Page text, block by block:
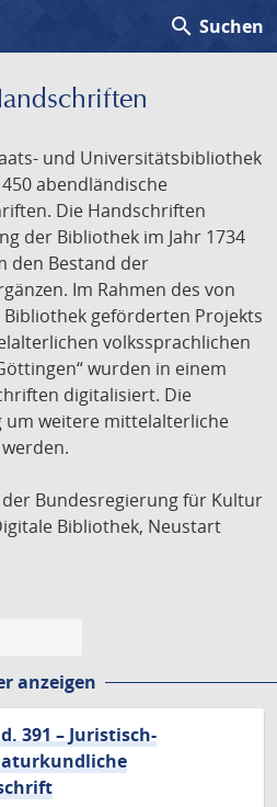
search Suchen
und Universitätsbibliothek
abendländische
Die Handschriften
der Bibliothek im Jahr 1734
den Bestand der
Im Rahmen des von
geförderten Projekts
volkssprachlichen
wurden in einem
digitalisiert. Die
um weitere mittelalterliche
Bundesregierung für Kultur
Bibliothek, Neustart
anzeigen
391 – Juristisch-